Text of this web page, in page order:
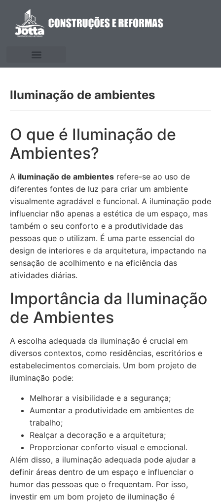
Iluminação de ambientes
O que é Iluminação de
Ambientes?
A iluminação de ambientes refere-se ao uso de
diferentes fontes de luz para criar um ambiente
visualmente agradável e funcional. A iluminação pode
influenciar não apenas a estética de um espaço, mas
também o seu conforto e a produtividade das
pessoas que o utilizam. É uma parte essencial do
design de interiores e da arquitetura, impactando na
sensação de acolhimento e na eficiência das
atividades diárias.
Importância da Iluminação
de Ambientes
A escolha adequada da iluminação é crucial em
diversos contextos, como residências, escritórios e
estabelecimentos comerciais. Um bom projeto de
iluminação pode:
Melhorar a visibilidade e a segurança;
Aumentar a produtividade em ambientes de
trabalho;
Realçar a decoração e a arquitetura;
Proporcionar conforto visual e emocional.
Além disso, a iluminação adequada pode ajudar a
definir áreas dentro de um espaço e influenciar o
humor das pessoas que o frequentam. Por isso,
investir em um bom projeto de iluminação é